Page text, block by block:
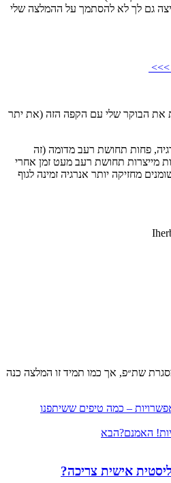
גם לך לא להסתמך על ההמלצה שלי
>>>
את הבוקר שלי עם הקפה הזה (את יתר
פחות תחושת רעב מדומה (זה
מייצרות תחושת רעב מעט זמן אחרי
מחזיקה יותר אנרגיה זמינה לגוף
שת״פ, אך כמו תמיד זו המלצה כנה
– כמה טיפים ששיתפנו
האמנם?הבא